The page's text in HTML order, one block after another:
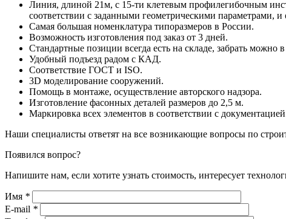
Линия, длиной 21м, с 15-ти клетевым профилегибочным
соответствии с заданными геометрическими параметрами,
Самая большая номенклатура типоразмеров в России.
Возможность изготовления под заказ от 3 дней.
Стандартные позиции всегда есть на складе, забрать можно в
Удобный подъезд радом с КАД.
Соответствие ГОСТ и ISO.
3D моделирование сооружений.
Помощь в монтаже, осуществление авторского надзора.
Изготовление фасонных деталей размеров до 2,5 м.
Маркировка всех элементов в соответствии с
Наши специалисты ответят на все возникающие вопросы по
Появился вопрос?
Напишите нам, если хотите узнать стоимость, интересует
Имя *
E-mail *